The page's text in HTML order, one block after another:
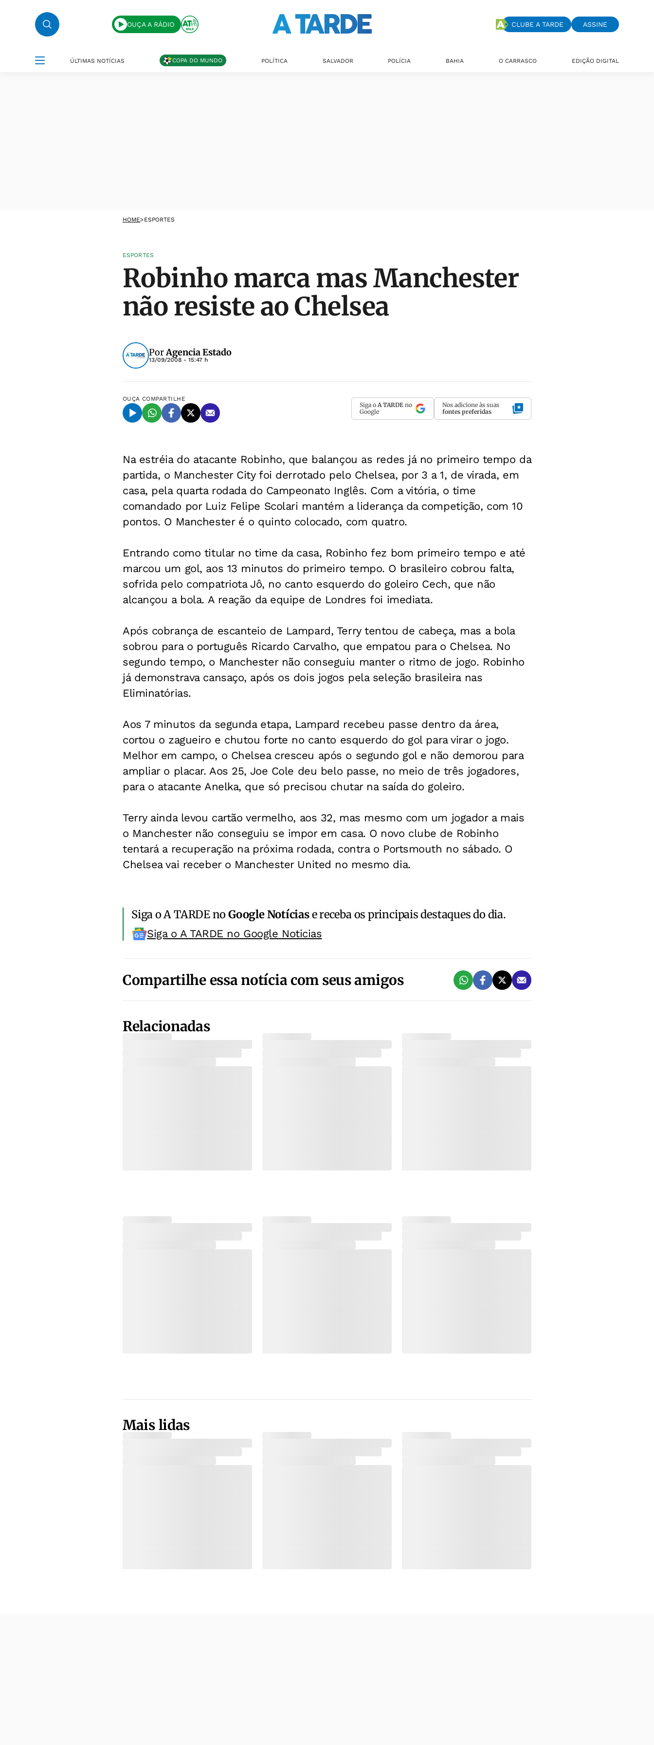
OUÇA A RÁDIO CLUBE A TARDE ASSINE
ÚLTIMAS NOTÍCIAS COPA DO MUNDO POLÍTICA SALVADOR POLÍCIA BAHIA O CARRASCO EDIÇÃO DIGITAL
HOME>ESPORTES
ESPORTES
Robinho marca mas Manchester
não resiste ao Chelsea
PorAgencia Estado
13/09/2008 - 15:47 h
OUÇA COMPARTILHE
Siga o A TARDE no
Google
Nos adicione às suas
fontes preferidas
Na estréia do atacante Robinho, que balançou as redes já no primeiro tempo da
partida, o Manchester City foi derrotado pelo Chelsea, por 3 a 1, de virada, em
casa, pela quarta rodada do Campeonato Inglês. Com a vitória, o time
comandado por Luiz Felipe Scolari mantém a liderança da competição, com 10
pontos. O Manchester é o quinto colocado, com quatro.
Entrando como titular no time da casa, Robinho fez bom primeiro tempo e até
marcou um gol, aos 13 minutos do primeiro tempo. O brasileiro cobrou falta,
sofrida pelo compatriota Jô, no canto esquerdo do goleiro Cech, que não
alcançou a bola. A reação da equipe de Londres foi imediata.
Após cobrança de escanteio de Lampard, Terry tentou de cabeça, mas a bola
sobrou para o português Ricardo Carvalho, que empatou para o Chelsea. No
segundo tempo, o Manchester não conseguiu manter o ritmo de jogo. Robinho
já demonstrava cansaço, após os dois jogos pela seleção brasileira nas
Eliminatórias.
Aos 7 minutos da segunda etapa, Lampard recebeu passe dentro da área,
cortou o zagueiro e chutou forte no canto esquerdo do gol para virar o jogo.
Melhor em campo, o Chelsea cresceu após o segundo gol e não demorou para
ampliar o placar. Aos 25, Joe Cole deu belo passe, no meio de três jogadores,
para o atacante Anelka, que só precisou chutar na saída do goleiro.
Terry ainda levou cartão vermelho, aos 32, mas mesmo com um jogador a mais
o Manchester não conseguiu se impor em casa. O novo clube de Robinho
tentará a recuperação na próxima rodada, contra o Portsmouth no sábado. O
Chelsea vai receber o Manchester United no mesmo dia.
Siga o A TARDE noGoogle Notíciase receba os principais destaques do dia.
Siga o A TARDE no Google Noticias
Compartilhe essa notícia com seus amigos
Relacionadas
Mais lidas